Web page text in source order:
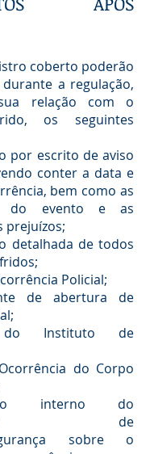
coberto poderão
a regulação,
relação com o
os seguintes
por escrito de aviso
conter a data e
bem como as
do evento e as
prejuízos;
detalhada de todos
Policial;
de abertura de
Instituto de
do Corpo
interno do
de
sobre o